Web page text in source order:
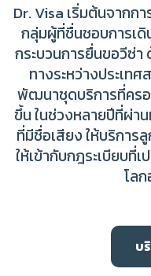
Dr. Visa เริ่มต้นจากก
กลุ่มผู้ที่ชื่นชอบการเดิ
กระบวนการยื่นขอวีซ่า
ทางระหว่างประเทศ
พัฒนาชุดบริการที่ครอ
ขึ้น ในช่วงหลายปีที่ผ่า
ที่มีชื่อเสียง ให้บริการ
ให้เข้ากับกฎระเบียบที่
โล
บ